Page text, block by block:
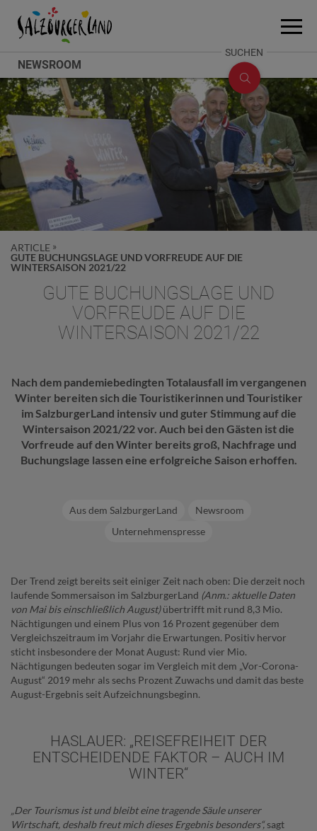
Zum InhaltAccesskey
[0]
Zum SeitenanfangAccesskey
[1]
Zum Fuß-BereichAccesskey
[2]
NEWSROOM
Menü
SUCHEN
SUCHE
ÖFFNEN
ARTICLE
GUTE BUCHUNGSLAGE UND VORFREUDE AUF DIE
WINTERSAISON 2021/22
GUTE BUCHUNGSLAGE UND
VORFREUDE AUF DIE
WINTERSAISON 2021/22
Nach dem pandemiebedingten Totalausfall im vergangenen
Winter bereiten sich die Touristikerinnen und Touristiker
im SalzburgerLand intensiv und guter Stimmung auf die
Wintersaison 2021/22 vor. Auch bei den Gästen ist die
Vorfreude auf den Winter bereits groß, Nachfrage und
Buchungslage lassen eine erfolgreiche Saison erhoffen.
Aus dem SalzburgerLand
Newsroom
Unternehmenspresse
Der Trend zeigt bereits seit einiger Zeit nach oben: Die derzeit noch
laufende Sommersaison im SalzburgerLand (Anm.: aktuelle Daten
von Mai bis einschließlich August)übertrifft mit rund 8,3 Mio.
Nächtigungen und einem Plus von 16 Prozent gegenüber dem
Vergleichszeitraum im Vorjahr die Erwartungen. Positiv hervor
sticht insbesondere der Monat August: Rund vier Mio.
Nächtigungen bedeuten sogar im Vergleich mit dem „Vor-Corona-
August“ 2019 mehr als sechs Prozent Zuwachs und damit das beste
August-Ergebnis seit Aufzeichnungsbeginn.
HASLAUER: „REISEFREIHEIT DER
ENTSCHEIDENDE FAKTOR – AUCH IM
WINTER“
„Der Tourismus ist und bleibt eine tragende Säule unserer
Wirtschaft, deshalb freut mich dieses Ergebnis besonders“,sagt